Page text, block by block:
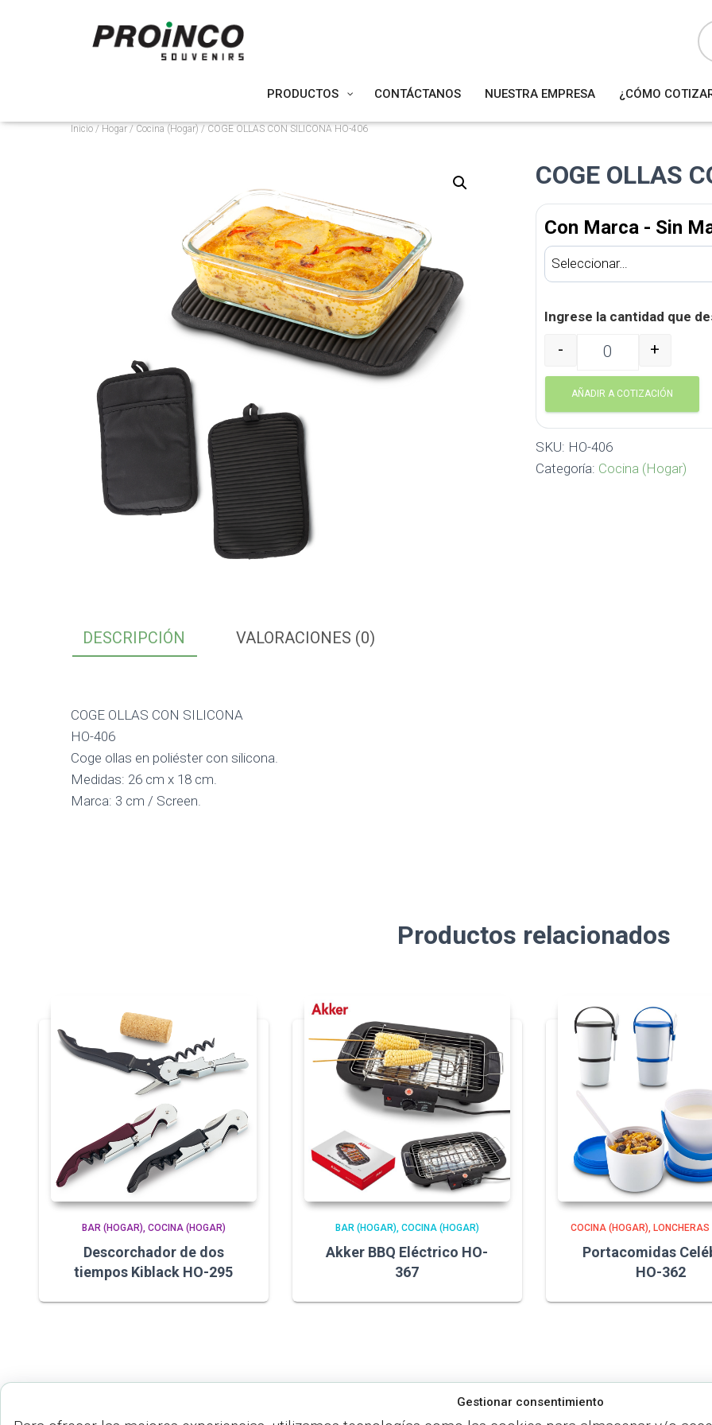
Gestionar consentimiento
ú
q
a
d
c
o
PRODUCTOS CONTÁCTANOS NUESTRA EMPRESA ¿CÓMO
Inicio/ Hogar/ Cocina (Hogar) / COGE OLLAS CON SILICONA HO-406
COGE OLLAS
Con Marca - Sin
Ingrese la cantidad que
COGE OLLAS CON
- +
AÑADIR A COTIZACIÓN
SKU: HO-406
Categoría: Cocina (Hogar)
DESCRIPCIÓN VALORACIONES (0)
COGE OLLAS CON SILICONA
HO-406
Coge ollas en poliéster con silicona.
Medidas: 26 cm x 18 cm.
Marca: 3 cm / Screen.
Productos relacionados
BAR (HOGAR) COCINA (HOGAR)
Descorchador de dos
tiempos Kiblack HO-295
BAR (HOGAR) COCINA (HOGAR)
Akker BBQ Eléctrico HO-
367
COCINA (HOGAR)
Portacomidas
HO-362